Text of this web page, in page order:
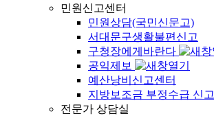
민원신고센터
민원상담(국민신문고)
서대문구생활불편신고
구청장에게바란다
공익제보
예산낭비신고센터
지방보조금 부정수급 신고
전문가 상담실